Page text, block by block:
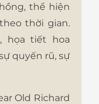
thể hiện
thời gian.
họa tiết hoa
quyến rũ, sự
Old Richard